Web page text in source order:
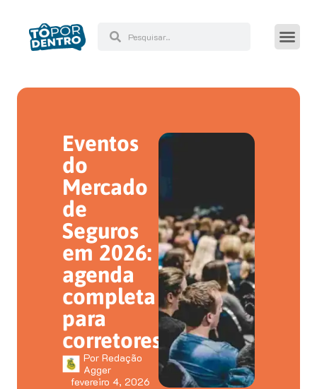
Eventos
do
Mercado
de
Seguros
em 2026:
agenda
completa
para
corretores
Por Redação
Agger
fevereiro 4, 2026